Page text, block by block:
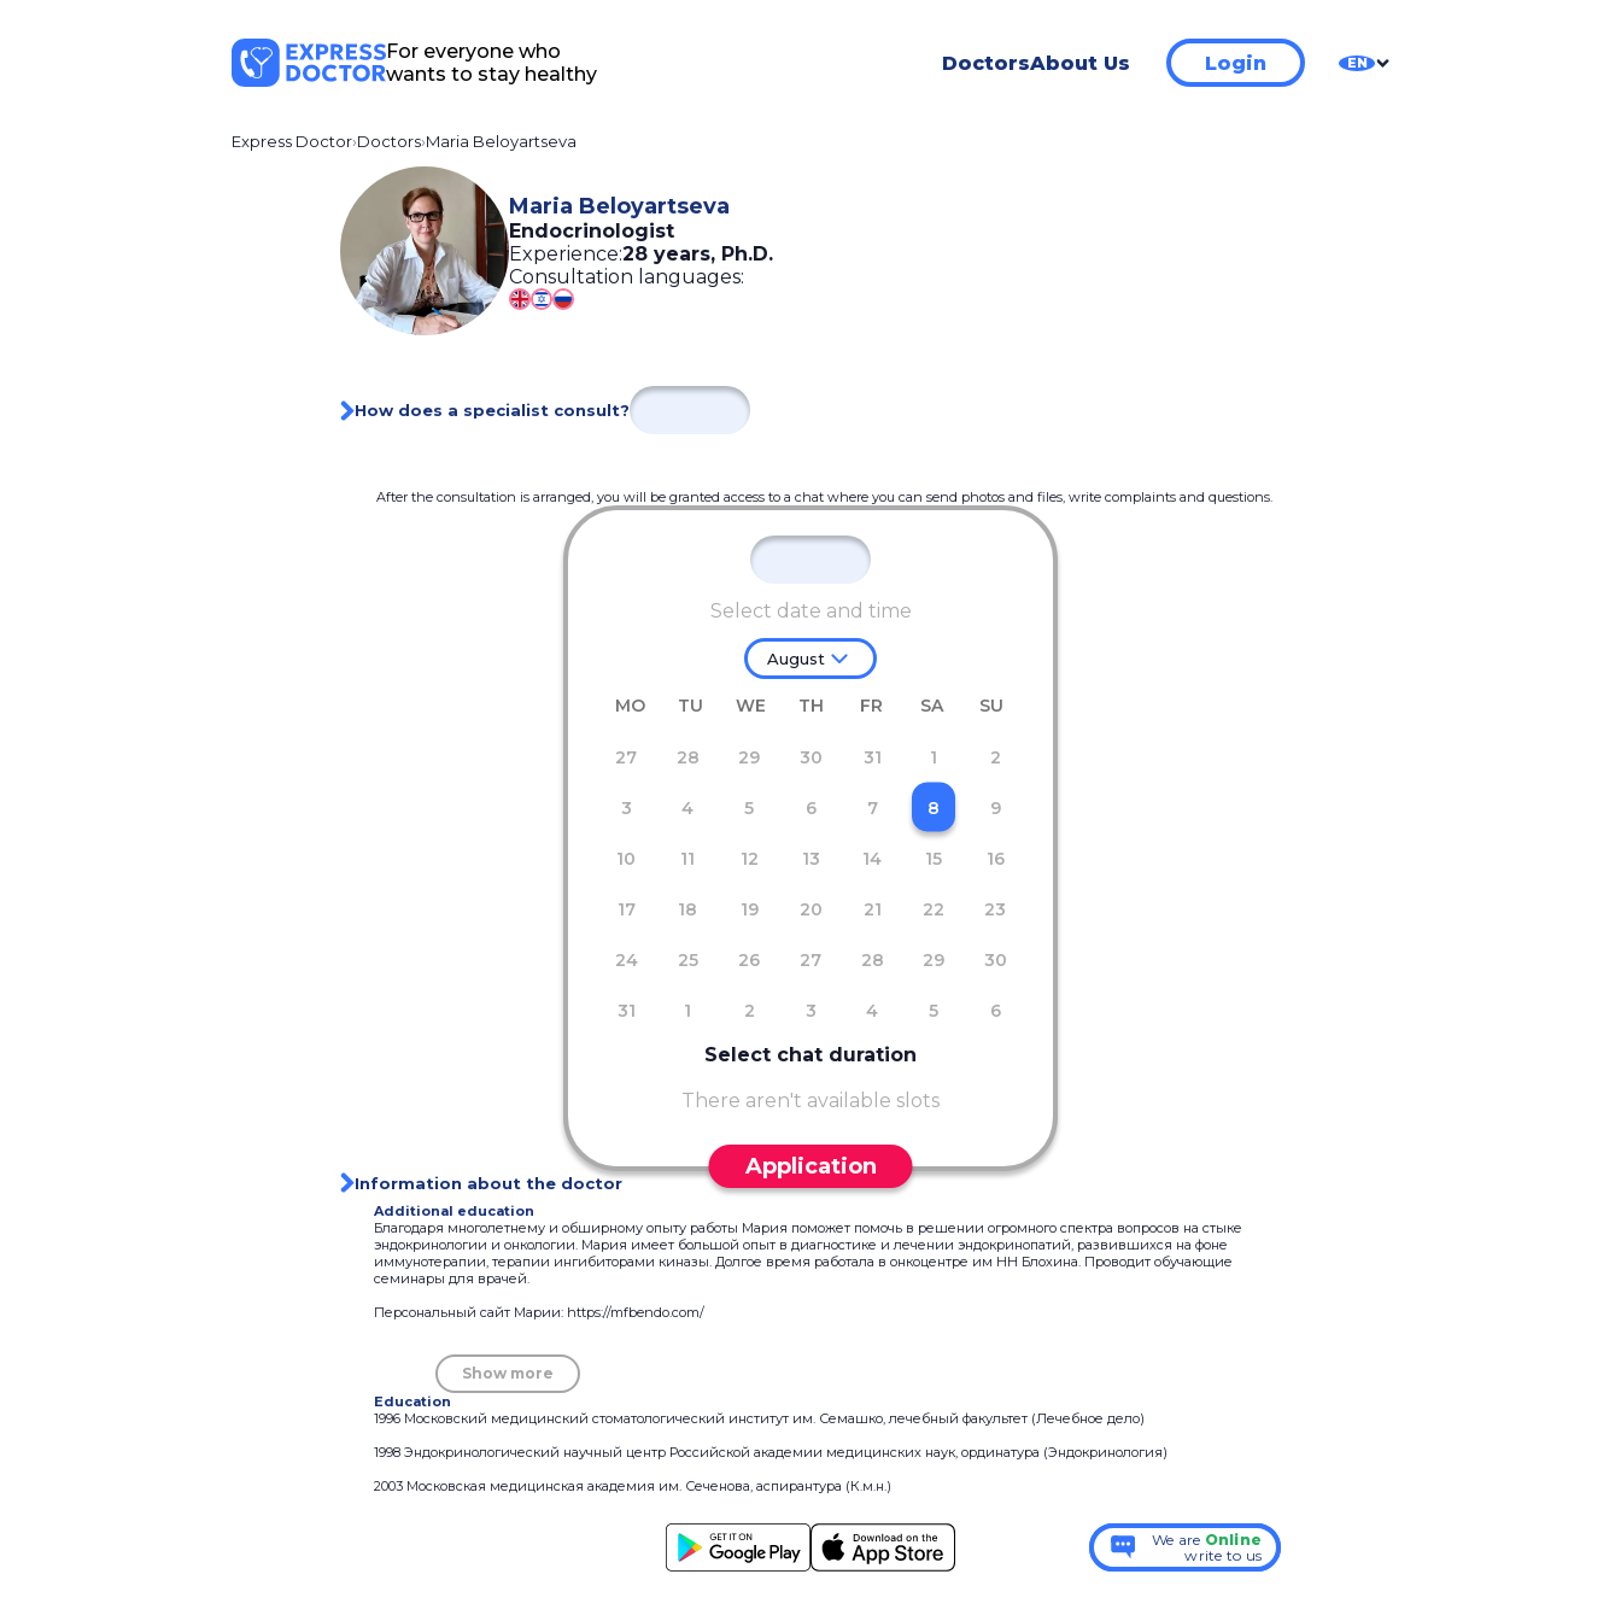
For everyone who
wants to stay healthy
DoctorsAbout Us Login EN
Express Doctor Doctors Maria Beloyartseva
Maria Beloyartseva
Endocrinologist
Experience:28 years, Ph.D.
Consultation languages:
How does a specialist consult?
After the consultation is arranged, you will be granted access to a chat where you can send photos and files, write complaints and questions.
Select date and time
August
MO TU WE TH FR SA SU
27 28 29 30 31 1 2
3 4 5 6 7 8 9
10 11 12 13 14 15 16
17 18 19 20 21 22 23
24 25 26 27 28 29 30
31 1 2 3 4 5 6
Select chat duration
There aren't available slots
Application
Information about the doctor
Additional education
Благодаря многолетнему и обширному опыту работы Мария поможет помочь в решении огромного спектра вопросов на стыке
эндокринологии и онкологии. Мария имеет большой опыт в диагностике и лечении эндокринопатий, развившихся на фоне
иммунотерапии, терапии ингибиторами киназы. Долгое время работала в онкоцентре им НН Блохина. Проводит обучающие
семинары для врачей.
Персональный сайт Марии: https://mfbendo.com/
Show more
Education
1996 Московский медицинский стоматологический институт им. Семашко, лечебный факультет (Лечебное дело)
1998 Эндокринологический научный центр Российской академии медицинских наук, ординатура (Эндокринология)
2003 Московская медицинская академия им. Сеченова, аспирантура (К.м.н.)
We are Online
write to us
We are Online
write to us